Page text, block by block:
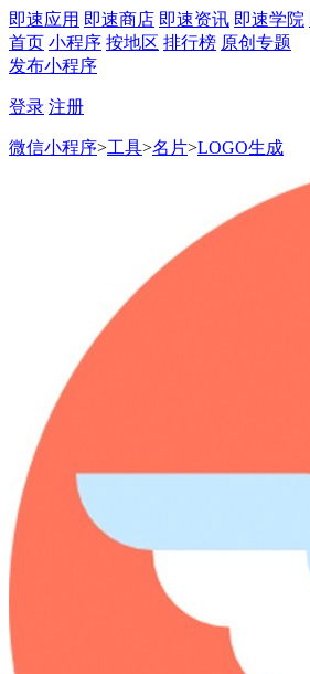
即速应用 即速商店 即速资讯 即速学院
首页 小程序 按地区 排行榜 原创专题
发布小程序
登录 注册
微信小程序>工具>名片>LOGO生成